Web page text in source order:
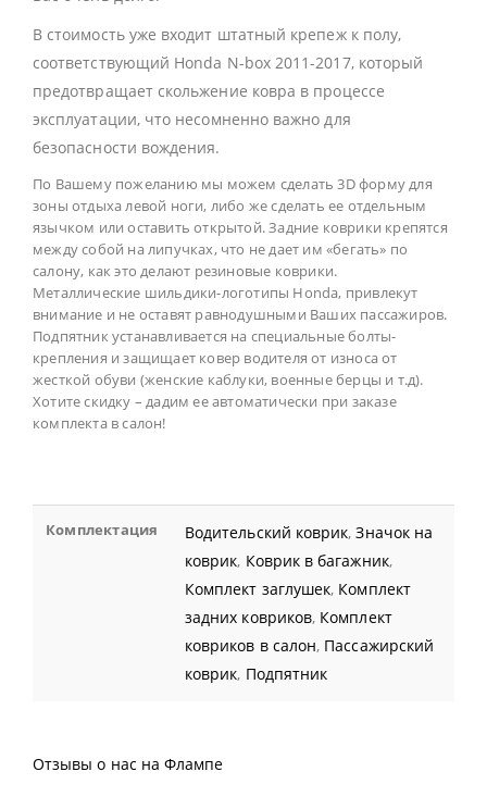
В стоимость уже входит штатный крепеж к полу,
соответствующий Honda N-box 2011-2017, который
предотвращает скольжение ковра в процессе
эксплуатации, что несомненно важно для
безопасности вождения.
По Вашему пожеланию мы можем сделать 3D форму для
зоны отдыха левой ноги, либо же сделать ее отдельным
язычком или оставить открытой. Задние коврики крепятся
между собой на липучках, что не дает им «бегать» по
салону, как это делают резиновые коврики.
Металлические шильдики-логотипы Honda, привлекут
внимание и не оставят равнодушными Ваших пассажиров.
Подпятник устанавливается на специальные болты-
крепления и защищает ковер водителя от износа от
жесткой обуви (женские каблуки, военные берцы и т.д).
Хотите скидку – дадим ее автоматически при заказе
комплекта в салон!
Комплектация Водительский коврик,Значок на
коврик, Коврик в багажник,
Комплект заглушек, Комплект
задних ковриков, Комплект
ковриков в салон, Пассажирский
коврик, Подпятник
Отзывы о нас на Флампе